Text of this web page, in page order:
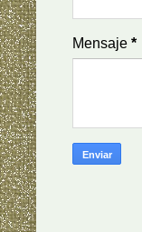
Mensaje *